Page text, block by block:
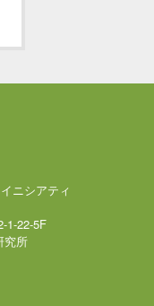
ニシアティ
1-22-5F
究所